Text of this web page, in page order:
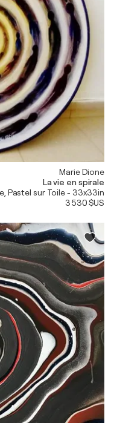
Marie Dione
La vie en spirale
Pastel sur Toile - 33x33in
3 530 $US